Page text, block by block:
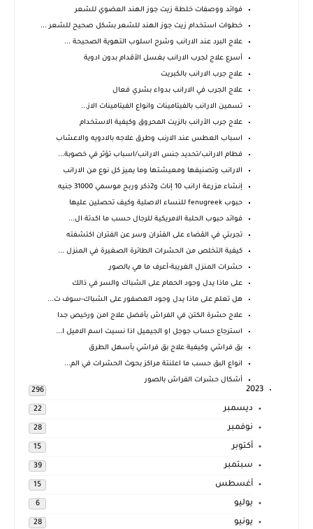
فوائد ووصفات خلطة زيت جوز الهند العضوي للشعر
خطوات استخدام زيت جوز الهند للشعر بشكل صحيح للشعر ...
علاج البرد عند الارانب وشرح اسلوب التهوية الصحيحة ...
أسرع علاج لجرب الارانب بغسل الأقدام بدون ادوية
علاج جرب الارانب بالكبريت
علاج الجرب في الارانب بدواء بشري فعال
تسمين الارانب بالفيتامينات وانواع الفيتامينات الاز...
علاج جرب الأرانب بالزيت المحروق وكيفية الاستخدام
اسباب العطس عند الارنب وطرق علاجه بالادويه والاعشاب
فطام الارانب/تحديد جنس الارانب/اسباب تؤثر في خصوبة...
الارانب وتصنيفها ومعيشتها وما يميز كل نوع من الارانب
إنشاء مزرعة ارانب 10 إناث و2ذكر وربح موسمي 31000 جنيه
حبوب fenugreek للنساء الاصلية وكيف تحصلين عليها
فوائد حبوب الحلبة الامريكية للرجال حسب ما اكدتة ال...
تجربتي في القضاء على الفئران وسر عن الفئران اكتشفته
كيفية التخلص من الحشرات الطائرة الصغيرة في المنزل ...
حشرات المنزل الغريبة-أعرف ما هي بالصور
على ماذا يدل وجود الحمام على الشباك والسر في ذالك
هل تعلم على ماذا يدل وجود العصفور على الشباك-سوف ت...
علاج حشرة الكتن في الفراش بأفضل علاج امن ورخيص جدا
استرجاع حساب جوجل او الجيميل اذا نسيت اسم الاميل ا...
بق فراشي وكيفية علاج بق فراشي بأسهل الطرق
انواع البق حسب ما اعلنتة مراكز بحوث الحشرات في الم...
أشكال حشرات الفراش بالصور
2023
296
ديسمبر 22
نوفمبر 28
أكتوبر 15
سبتمبر 39
أغسطس 15
يوليو 6
يونيو 28